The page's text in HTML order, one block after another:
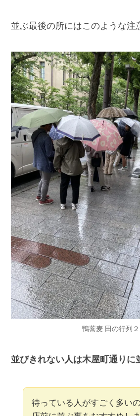
並ぶ最後の所にはこのような注
鴨蕎麦 田の行列２
並びきれない人は木屋町通りに
待っている人がすごく多い